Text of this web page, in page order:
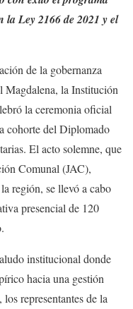
la Ley 2166 de 2021 y el
de la gobernanza
Magdalena, la Institución
la ceremonia oficial
cohorte del Diplomado
El acto solemne, que
Comunal (JAC),
región, se llevó a cabo
presencial de 120
institucional donde
hacia una gestión
representantes de la